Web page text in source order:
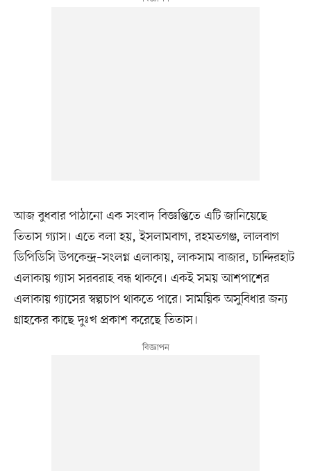
আজ বুধবার পাঠানো এক সংবাদ বিজ্ঞপ্তিতে এটি জানিয়েছে
তিতাস গ্যাস। এতে বলা হয়, ইসলামবাগ, রহমতগঞ্জ, লালবাগ
ডিপিডিসি উপকেন্দ্র–সংলগ্ন এলাকায়, লাকসাম বাজার, চান্দিরহাট
এলাকায় গ্যাস সরবরাহ বন্ধ থাকবে। একই সময় আশপাশের
এলাকায় গ্যাসের স্বল্পচাপ থাকতে পারে। সাময়িক অসুবিধার জন্য
গ্রাহকের কাছে দুঃখ প্রকাশ করেছে তিতাস।